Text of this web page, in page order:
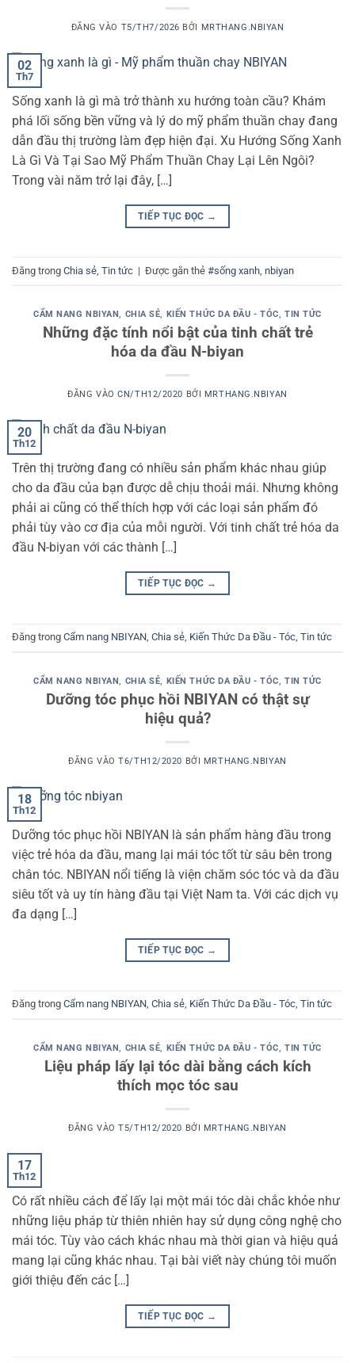
ĐĂNG VÀO T5/TH7/2026 BỞI MRTHANG.NBIYAN
02
Th7
Sống xanh là gì mà trở thành xu hướng toàn cầu? Khám
phá lối sống bền vững và lý do mỹ phẩm thuần chay đang
dẫn đầu thị trường làm đẹp hiện đại. Xu Hướng Sống Xanh
Là Gì Và Tại Sao Mỹ Phẩm Thuần Chay Lại Lên Ngôi?
Trong vài năm trở lại đây, […]
TIẾP TỤC ĐỌC →
Đăng trong Chia sẻ Tin tức | Được gắn thẻ #sống xanh nbiyan
CẨM NANG NBIYAN, CHIA SẺ, KIẾN THỨC DA ĐẦU - TÓC,TIN TỨC
Những đặc tính nổi bật của tinh chất trẻ
hóa da đầu N-biyan
ĐĂNG VÀOCN/TH12/2020 BỞI MRTHANG.NBIYAN
20
Th12
Trên thị trường đang có nhiều sản phẩm khác nhau giúp
cho da đầu của bạn được dễ chịu thoải mái. Nhưng không
phải ai cũng có thể thích hợp với các loại sản phẩm đó
phải tùy vào cơ địa của mỗi người. Với tinh chất trẻ hóa da
đầu N-biyan với các thành […]
TIẾP TỤC ĐỌC →
Đăng trong Cẩm nang NBIYAN, Chia sẻ, Kiến Thức Da Đầu - Tóc, Tin tức
CẨM NANG NBIYAN, CHIA SẺ, KIẾN THỨC DA ĐẦU - TÓC,TIN TỨC
Dưỡng tóc phục hồi NBIYAN có thật sự
hiệu quả?
ĐĂNG VÀOT6/TH12/2020 BỞI MRTHANG.NBIYAN
18
Th12
Dưỡng tóc phục hồi NBIYAN là sản phẩm hàng đầu trong
việc trẻ hóa da đầu, mang lại mái tóc tốt từ sâu bên trong
chân tóc. NBIYAN nổi tiếng là viện chăm sóc tóc và da đầu
siêu tốt và uy tín hàng đầu tại Việt Nam ta. Với các dịch vụ
đa dạng […]
TIẾP TỤC ĐỌC →
Đăng trong Cẩm nang NBIYAN, Chia sẻ, Kiến Thức Da Đầu - Tóc, Tin tức
CẨM NANG NBIYAN, CHIA SẺ, KIẾN THỨC DA ĐẦU - TÓC,TIN TỨC
Liệu pháp lấy lại tóc dài bằng cách kích
thích mọc tóc sau
ĐĂNG VÀOT5/TH12/2020 BỞI MRTHANG.NBIYAN
17
Th12
Có rất nhiều cách để lấy lại một mái tóc dài chắc khỏe như
những liệu pháp từ thiên nhiên hay sử dụng công nghệ cho
mái tóc. Tùy vào cách khác nhau mà thời gian và hiệu quả
mang lại cũng khác nhau. Tại bài viết này chúng tôi muốn
giới thiệu đến các […]
TIẾP TỤC ĐỌC →